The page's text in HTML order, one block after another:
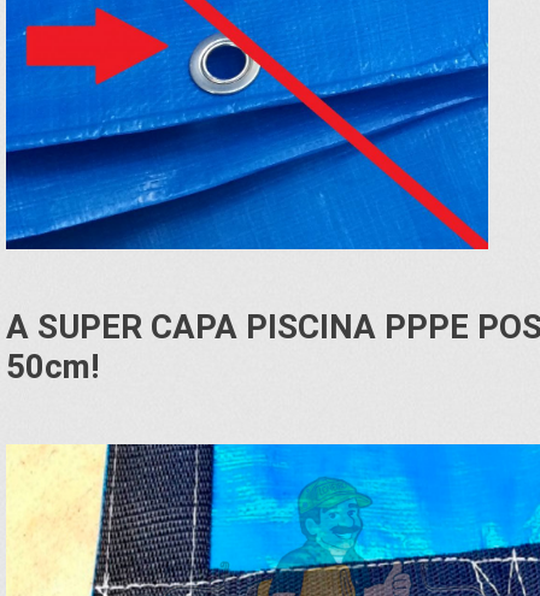
A SUPER CAPA PISCINA PPPE
50cm!